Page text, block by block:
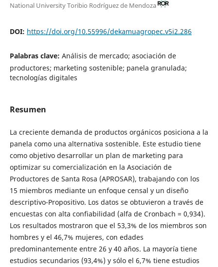
National University Toribio Rodríguez de Mendoza
DOI: https://doi.org/10.55996/dekamuagropec.v5i2.286
Palabras clave: Análisis de mercado; asociación de
productores; marketing sostenible; panela granulada;
tecnologías digitales
Resumen
La creciente demanda de productos orgánicos posiciona a la
panela como una alternativa sostenible. Este estudio tiene
como objetivo desarrollar un plan de marketing para
optimizar su comercialización en la Asociación de
Productores de Santa Rosa (APROSAR), trabajando con los
15 miembros mediante un enfoque censal y un diseño
descriptivo-Propositivo. Los datos se obtuvieron a través de
encuestas con alta confiabilidad (alfa de Cronbach = 0,934).
Los resultados mostraron que el 53,3% de los miembros son
hombres y el 46,7% mujeres, con edades
predominantemente entre 26 y 40 años. La mayoría tiene
estudios secundarios (93,4%) y sólo el 6,7% tiene estudios